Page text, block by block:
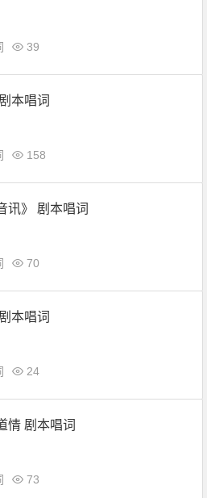
39
本唱词
158
讯》 剧本唱词
70
本唱词
24
情 剧本唱词
73